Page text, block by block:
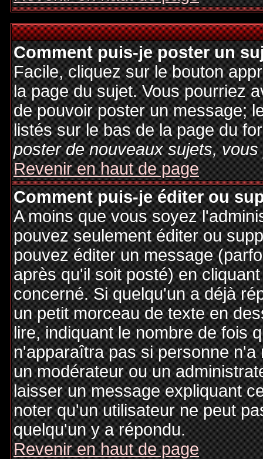
Comment puis-je poster un
Facile, cliquez sur le bouton
la page du sujet. Vous pourriez
de pouvoir poster un message;
listés sur le bas de la page du
poster de nouveaux sujets,
Revenir en haut de page
Comment puis-je éditer ou
A moins que vous soyez
pouvez seulement éditer ou
pouvez éditer un message
après qu'il soit posté) en
concerné. Si quelqu'un a déjà
un petit morceau de texte en
lire, indiquant le nombre de fois
n'apparaîtra pas si personne
un modérateur ou un
laisser un message expliquant
noter qu'un utilisateur ne peut
quelqu'un y a répondu.
Revenir en haut de page